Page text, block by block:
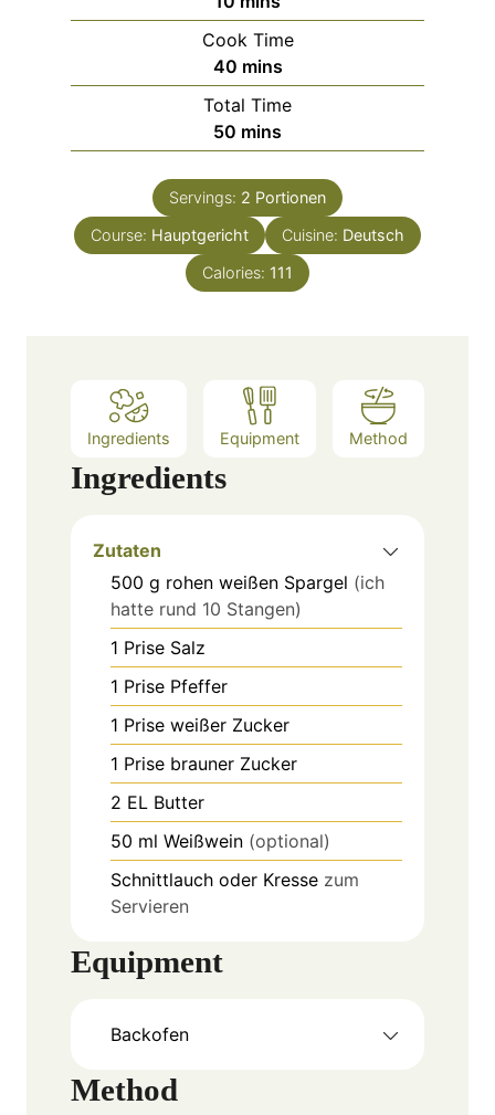
i
n
u
t
e
s
Cook Time
40m
i
n
u
e
s
mins
Total Time
50 m
i
n
u
t
e
s
mins
Servings: 2 Portionen
Course: Hauptgericht Cuisine: Deutsch
Calories: 111
Ingredients Equipment Method
Ingredients
Zutaten
500 g rohen weißen Spargel (ich
hatte rund 10 Stangen)
1 Prise Salz
1 Prise Pfeffer
1 Prise weißer Zucker
1 Prise brauner Zucker
2 EL Butter
50 ml Weißwein (optional)
Schnittlauch oder Kresse zum
Servieren
Equipment
Backofen
Method